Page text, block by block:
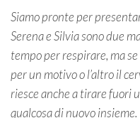
Siamo pronte per
Serena e Silvia sono due
tempo per respirare, ma
per un motivo o l’altro il
riesce anche a tirare fuori
qualcosa di nuovo insieme.